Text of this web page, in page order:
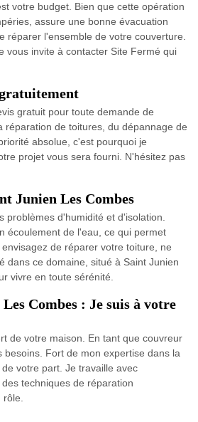
votre budget. Bien que cette opération
assure une bonne évacuation
réparer l'ensemble de votre couverture.
vous invite à contacter Site Fermé qui
gratuit pour toute demande de
de toitures, du dépannage de
absolue, c'est pourquoi je
projet vous sera fourni. N'hésitez pas
Junien Les Combes
problèmes d'humidité et d'isolation.
écoulement de l'eau, ce qui permet
de réparer votre toiture, ne
dans ce domaine, situé à Saint Junien
vivre en toute sérénité.
Combes : Je suis à votre
de votre maison. En tant que couvreur
Fort de mon expertise dans la
votre part. Je travaille avec
techniques de réparation
rôle.